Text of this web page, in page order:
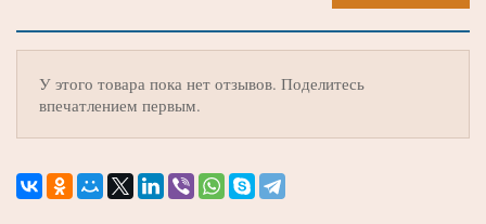
У этого товара пока нет отзывов. Поделитесь
впечатлением первым.